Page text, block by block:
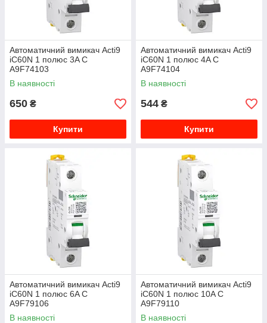
Автоматичний вимикач Acti9
iC60N 1 полюс 3A C
A9F74103
В наявності
650 ₴
Купити
Автоматичний вимикач Acti9
iC60N 1 полюс 4A C
A9F74104
В наявності
544 ₴
Купити
Автоматичний вимикач Acti9
iC60N 1 полюс 6A C
A9F79106
В наявності
Автоматичний вимикач Acti9
iC60N 1 полюс 10A C
A9F79110
В наявності